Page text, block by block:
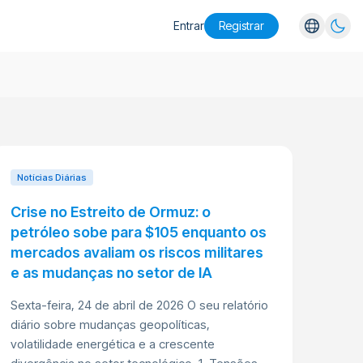
Entrar Registrar
Notícias Diárias
Crise no Estreito de Ormuz: o
petróleo sobe para $105 enquanto os
mercados avaliam os riscos militares
e as mudanças no setor de IA
Sexta-feira, 24 de abril de 2026 O seu relatório
diário sobre mudanças geopolíticas,
volatilidade energética e a crescente